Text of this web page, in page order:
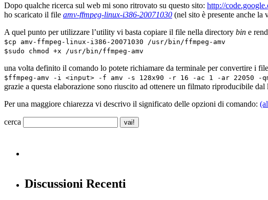
Dopo qualche ricerca sul web mi sono ritrovato su questo sito: http://
ho scaricato il file amv-ffmpeg-linux-i386-20071030 (nel sito è presente anche la
A quel punto per utilizzare l’utility vi basta copiare il file nella directory bin e
$cp amv-ffmpeg-linux-i386-20071030 /usr/bin/ffmpeg-amv
$sudo chmod +x /usr/bin/ffmpeg-amv
una volta definito il comando lo potete richiamare da terminale per convertire i
$ffmpeg-amv -i <input> -f amv -s 128x90 -r 16 -ac 1 -ar 22050 -
grazie a questa elaborazione sono riuscito ad ottenere un filmato riproducibile
Per una maggiore chiarezza vi descrivo il significato delle opzioni di comando:
cerca
Discussioni Recenti